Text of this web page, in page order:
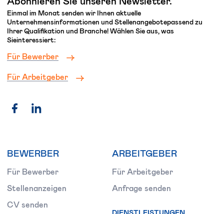
Einmal im Monat senden wir Ihnen aktuelle
Unternehmensinformationen und Stellenangebotepassend zu
Ihrer Qualifikation und Branche! Wählen Sie aus, was
Sieinteressiert:
Für Bewerber
Für Arbeitgeber
BEWERBER
Für Bewerber
Stellenanzeigen
CV senden
ARBEITGEBER
Für Arbeitgeber
Anfrage senden
DIENSTLEISTUNGEN